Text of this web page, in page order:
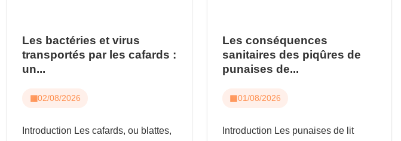
Les bactéries et virus
transportés par les cafards :
un...
02/08/2026
Introduction Les cafards, ou blattes,
Les conséquences
sanitaires des piqûres de
punaises de...
01/08/2026
Introduction Les punaises de lit